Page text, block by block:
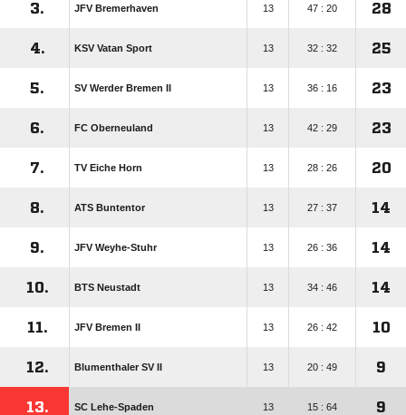
3. JFV Bremerhaven 13 47 : 20 28
4. KSV Vatan Sport 13 32 : 32 25
5. SV Werder Bremen II 13 36 : 16 23
6. FC Oberneuland 13 42 : 29 23
7. TV Eiche Horn 13 28 : 26 20
8. ATS Buntentor 13 27 : 37 14
9. JFV Weyhe-Stuhr 13 26 : 36 14
10. BTS Neustadt 13 34 : 46 14
11. JFV Bremen II 13 26 : 42 10
12. Blumenthaler SV II 13 20 : 49 9
13. SC Lehe-Spaden 13 15 : 64 9